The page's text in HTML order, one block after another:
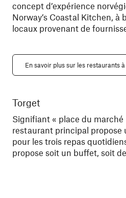
concept d’expérience
Norway’s Coastal Kitchen, à
locaux provenant de
En savoir plus sur les restaurants
Torget
Signifiant « place du marché
restaurant principal propose
pour les trois repas
propose soit un buffet, soit